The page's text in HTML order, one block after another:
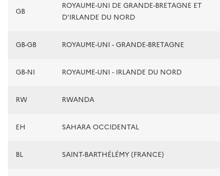
GB
ROYAUME-UNI DE GRANDE-BRETAGNE ET
D'IRLANDE DU NORD
GB-GB ROYAUME-UNI - GRANDE-BRETAGNE
GB-NI ROYAUME-UNI - IRLANDE DU NORD
RW RWANDA
EH SAHARA OCCIDENTAL
BL SAINT-BARTHÉLÉMY (FRANCE)